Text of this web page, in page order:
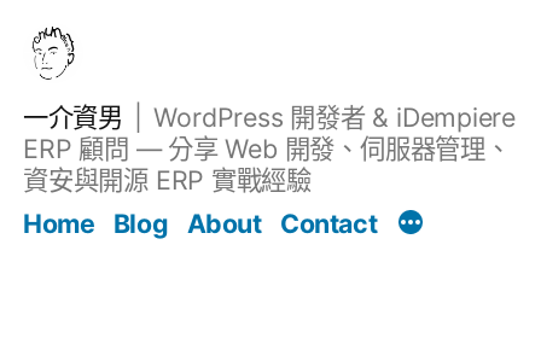
一介資男
WordPress 開發者 & iDempiere
ERP 顧問 — 分享 Web 開發、伺服器管理、
資安與開源 ERP 實戰經驗
Home
Blog About Contact
文章